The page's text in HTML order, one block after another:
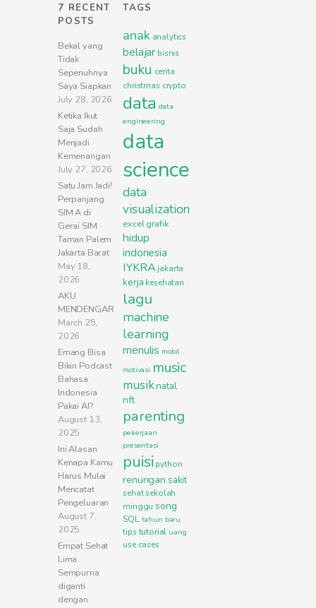
7 RECENT
POSTS
Bekal yang
Tidak
Sepenuhnya
Saya Siapkan
July 28, 2026
Ketika Ikut
Saja Sudah
Menjadi
Kemenangan
July 27, 2026
Satu Jam Jadi!
Perpanjang
SIM A di
Gerai SIM
Taman Palem
Jakarta Barat
May 18,
2026
AKU
MENDENGAR
March 25,
2026
Emang Bisa
Bikin Podcast
Bahasa
Indonesia
Pakai AI?
August 13,
2025
Ini Alasan
Kenapa Kamu
Harus Mulai
Mencatat
Pengeluaran
August 7,
2025
Empat Sehat
Lima
Sempurna
diganti
dengan
TAGS
anak analytics
belajar bisnis
buku cerita
christmas crypto
data data
engineering
data
science
data
visualization
excel grafik
hidup
indonesia
IYKRA jakarta
kerja kesehatan
lagu
machine
learning
menulis mobil
motivasi music
musiknatal
nft
parenting
pekerjaan
presentasi
puisi python
renungan sakit
sehatsekolah
minggu song
SQL tahun baru
tipstutorial uang
use cases